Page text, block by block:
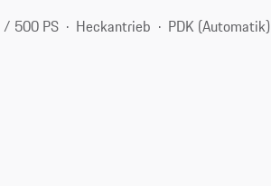
500 PS Heckantrieb
PDK (Automatik)